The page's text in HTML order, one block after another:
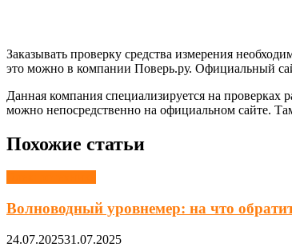
Заказывать проверку средства измерения
это можно в компании Поверь.ру. Официальный
Данная компания специализируется на
можно непосредственно на официальном сайте.
Похожие статьи
Волноводный уровнемер: на что
24.07.202531.07.2025